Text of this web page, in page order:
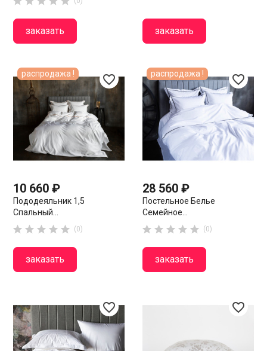
заказать заказать
favorite_border
10 660 ₽
Пододеяльник 1,5
Спальный...
     (0)
заказать
распродажа ! favorite_border
28 560 ₽
Постельное Белье
Семейное...
     (0)
заказать
распродажа !
favorite_border favorite_border